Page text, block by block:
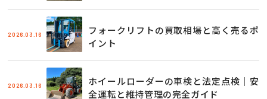
2026.03.16
フォークリフトの買取相場と高く売るポ
イント
2026.03.16
ホイールローダーの車検と法定点検｜安
全運転と維持管理の完全ガイド